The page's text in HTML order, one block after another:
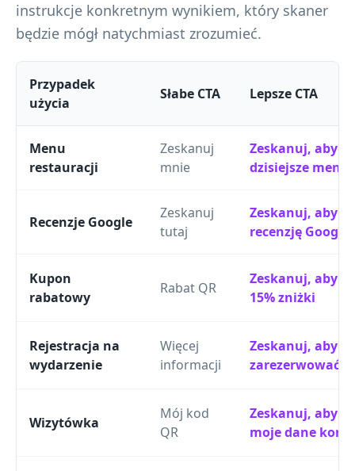
instrukcje konkretnym wynikiem, który skaner
będzie mógł natychmiast zrozumieć.
Przypadek
użycia
Słabe CTA Lepsze CTA
Menu
restauracji
Zeskanuj
mnie
Zeskanuj, aby
dzisiejsze menu
Recenzje Google
Zeskanuj
tutaj
Zeskanuj, aby
recenzję Google
Kupon
rabatowy
Rabat QR
Zeskanuj, aby
15% zniżki
Rejestracja na
wydarzenie
Więcej
informacji
Zeskanuj, aby
zarezerwować
Wizytówka
Mój kod
QR
Zeskanuj, aby
moje dane